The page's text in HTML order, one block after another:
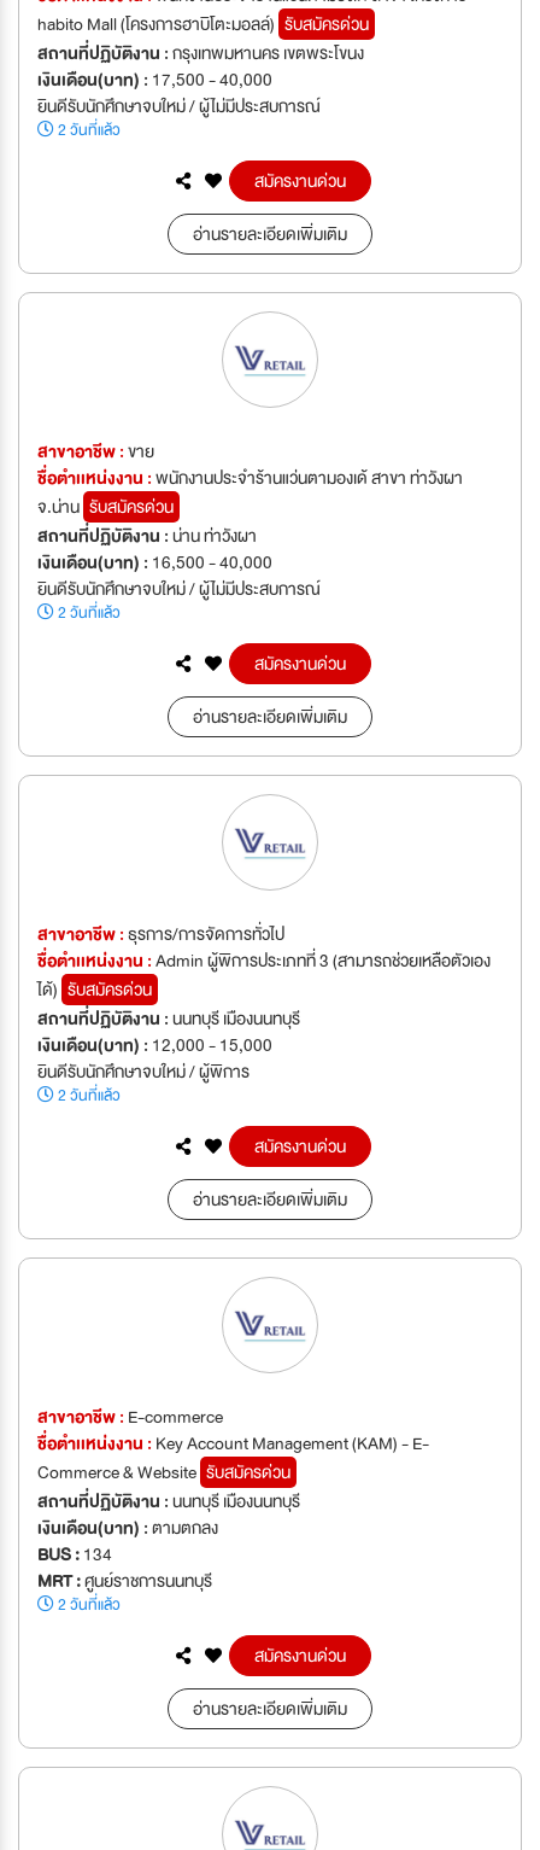
habito Mall (โครงการฮาบิโตะมอลล์) รับสมัครด่วน
สถานที่ปฏิบัติงาน :กรุงเทพมหานคร เขตพระโขนง
เงินเดือน(บาท) : 17,500 - 40,000
ยินดีรับนักศึกษาจบใหม่ / ผู้ไม่มีประสบการณ์
2 วันที่แล้ว
สมัครงานด่วน
อ่านรายละเอียดเพิ่มเติม
สาขาอาชีพ :ขาย
ชื่อตำเเหน่งงาน :พนักงานประจำร้านแว่นตามองเด้ สาขา ท่าวังผา
จ.น่าน รับสมัครด่วน
สถานที่ปฏิบัติงาน :น่าน ท่าวังผา
เงินเดือน(บาท) : 16,500 - 40,000
ยินดีรับนักศึกษาจบใหม่ / ผู้ไม่มีประสบการณ์
2 วันที่แล้ว
สมัครงานด่วน
อ่านรายละเอียดเพิ่มเติม
สาขาอาชีพ :ธุรการ/การจัดการทั่วไป
ชื่อตำเเหน่งงาน :Admin ผู้พิการประเภทที่ 3 (สามารถช่วยเหลือตัวเอง
ได้) รับสมัครด่วน
สถานที่ปฏิบัติงาน :นนทบุรี เมืองนนทบุรี
เงินเดือน(บาท) : 12,000 - 15,000
ยินดีรับนักศึกษาจบใหม่ / ผู้พิการ
2 วันที่แล้ว
สมัครงานด่วน
อ่านรายละเอียดเพิ่มเติม
สาขาอาชีพ : E-commerce
ชื่อตำเเหน่งงาน : Key Account Management (KAM) - E-
Commerce & Website รับสมัครด่วน
สถานที่ปฏิบัติงาน :นนทบุรี เมืองนนทบุรี
เงินเดือน(บาท) :ตามตกลง
BUS :134
MRT :ศูนย์ราชการนนทบุรี
2 วันที่แล้ว
สมัครงานด่วน
อ่านรายละเอียดเพิ่มเติม